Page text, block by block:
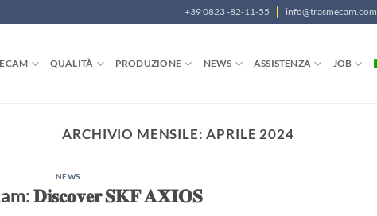
+39 0823 -82-11-55 info@trasmecam.com
QUALITÀ PRODUZIONE NEWS ASSISTENZA JOB
ARCHIVIO MENSILE:APRILE 2024
NEWS
𝐃𝐢𝐬𝐜𝐨𝐯𝐞𝐫 𝐒𝐊𝐅 𝐀𝐗𝐈𝐎𝐒